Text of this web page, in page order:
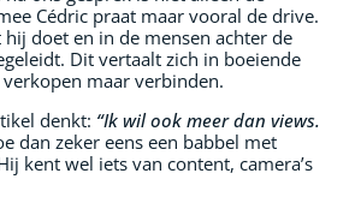
Cédric praat maar vooral de drive.
doet en in de mensen achter de
Dit vertaalt zich in boeiende
maar verbinden.
denkt: “Ik wil ook meer dan views.
dan zeker eens een babbel met
kent wel iets van content, camera’s